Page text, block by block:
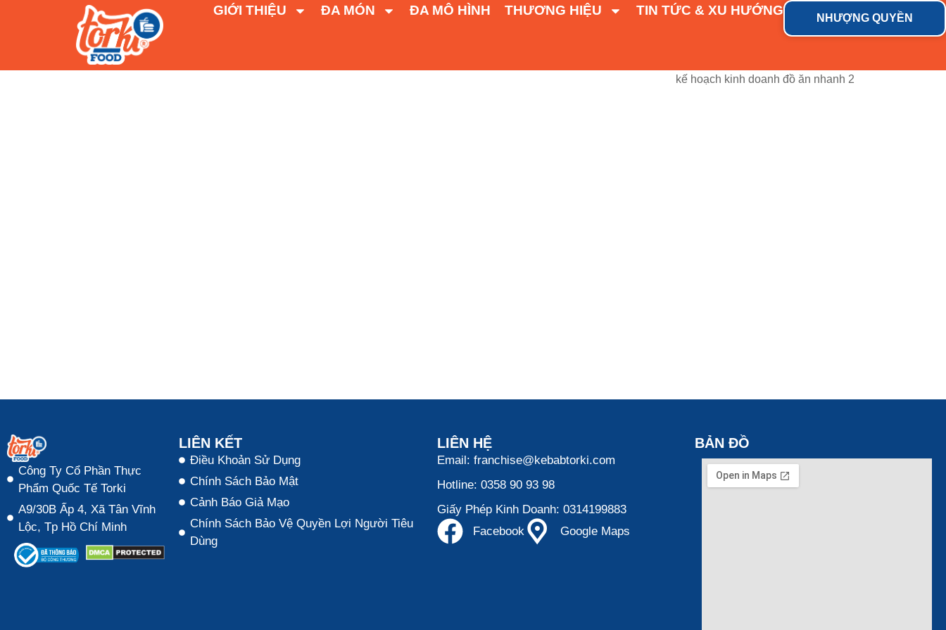
GIỚI THIỆU ĐA MÓN ĐA MÔ HÌNH THƯƠNG HIỆU TIN TỨC & XU HƯỚNG
NHƯỢNG QUYỀN
kế hoạch kinh doanh đồ ăn nhanh 2
Công Ty Cổ Phần Thực
Phẩm Quốc Tế Torki
A9/30B Ấp 4, Xã Tân Vĩnh
Lộc, Tp Hồ Chí Minh
LIÊN KẾT
Điều Khoản Sử Dụng
Chính Sách Bảo Mật
Cảnh Báo Giả Mạo
Chính Sách Bảo Vệ Quyền Lợi Người Tiêu
Dùng
LIÊN HỆ
Email: franchise@kebabtorki.com
Hotline: 0358 90 93 98
Giấy Phép Kinh Doanh: 0314199883
Facebook
Google Maps
BẢN ĐỒ